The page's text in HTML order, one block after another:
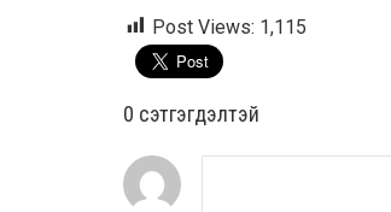
Post Views: 1,115
0 cэтгэгдэлтэй